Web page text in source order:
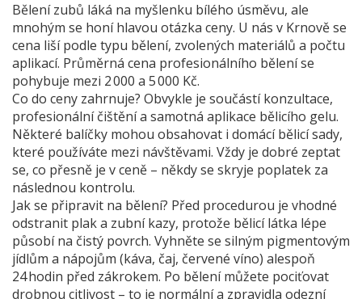
Bělení zubů láká na myšlenku bílého úsměvu, ale
mnohým se honí hlavou otázka ceny. U nás v Krnově se
cena liší podle typu bělení, zvolených materiálů a počtu
aplikací. Průměrná cena profesionálního bělení se
pohybuje mezi 2 000 a 5 000 Kč.
Co do ceny zahrnuje? Obvykle je součástí konzultace,
profesionální čištění a samotná aplikace bělicího gelu.
Některé balíčky mohou obsahovat i domácí bělicí sady,
které používáte mezi návštěvami. Vždy je dobré zeptat
se, co přesně je v ceně – někdy se skryje poplatek za
následnou kontrolu.
Jak se připravit na bělení? Před procedurou je vhodné
odstranit plak a zubní kazy, protože bělicí látka lépe
působí na čistý povrch. Vyhněte se silným pigmentovým
jídlům a nápojům (káva, čaj, červené víno) alespoň
24 hodin před zákrokem. Po bělení můžete pociťovat
drobnou citlivost – to je normální a zpravidla odezní